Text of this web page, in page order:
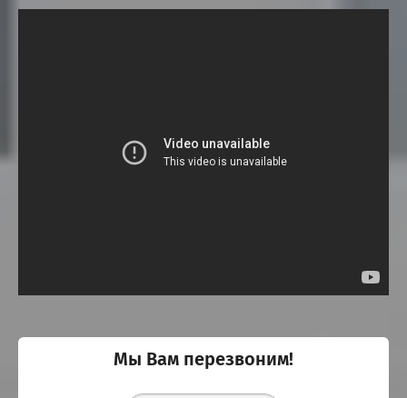
Мы Вам перезвоним!